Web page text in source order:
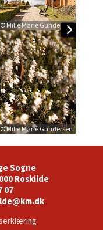
© Mille Marie Gundersen
© Mille Marie Gundersen
Sogne
Roskilde
07